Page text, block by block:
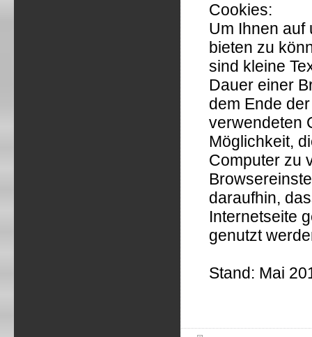
Cookies:
Um Ihnen auf
bieten zu
sind kleine
Dauer einer
dem Ende
verwendeten
Möglichkeit,
Computer zu
daraufhin,
Internetseite
genutzt
Stand: Mai